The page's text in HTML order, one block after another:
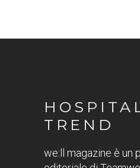
TREND
we:ll magazine è un